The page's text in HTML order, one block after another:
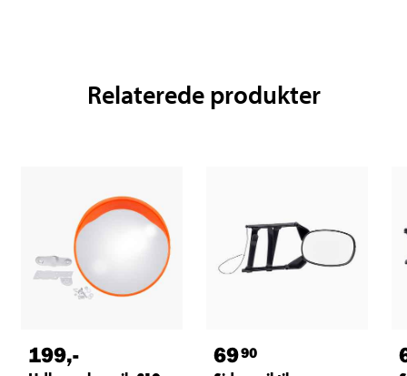
Relaterede produkter
199,- 6990